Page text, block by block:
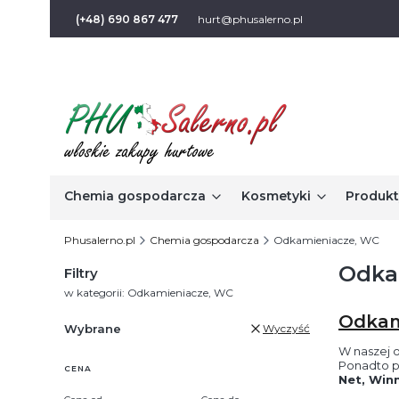
(+48) 690 867 477 hurt@phusalerno.pl
Chemia gospodarcza Kosmetyki
Phusalerno.pl Chemia gospodarcza Odkamieniacze, WC
Filtry
w kategorii: Odkamieniacze, WC
Wybrane Wyczyść
CENA
W naszej
Ponadto
Net,